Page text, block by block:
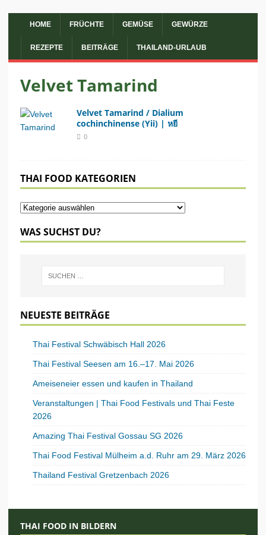
HOME FRÜCHTE GEMÜSE GEWÜRZE
REZEPTE BEITRÄGE THAILAND-URLAUB
Velvet Tamarind
Velvet Tamarind / Dialium
cochinchinense (Yii) | หยี
0
THAI FOOD KATEGORIEN
WAS SUCHST DU?
NEUESTE BEITRÄGE
Thai Festival Schwäbisch Hall 2026
Thai Festival Seesen am 16.–17. Mai 2026
Ameiseneier essen und kaufen in Thailand
Veranstaltungen | Thai Food Festivals und Thai Feste
2026
Amazing Thai Festival Gossau SG 2026
Thai Food Festival Mülheim a.d. Ruhr am 29. März 2026
Thailand Festival Gretzenbach 2026
THAI FOOD IN BILDERN